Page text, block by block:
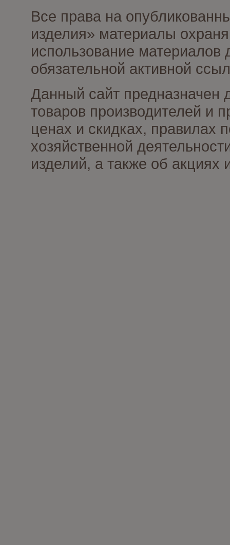
Все права на
изделия» материалы
использование материалов
обязательной активной
Данный сайт предназначен
товаров производителей и
ценах и скидках, правилах
хозяйственной
изделий, а также об